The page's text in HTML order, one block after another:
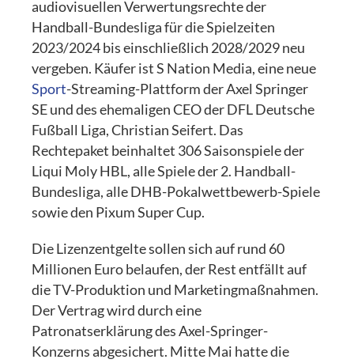
audiovisuellen Verwertungsrechte der
Handball-Bundesliga für die Spielzeiten
2023/2024 bis einschließlich 2028/2029 neu
vergeben. Käufer ist S Nation Media, eine neue
Sport-Streaming-Plattform der Axel Springer
SE und des ehemaligen CEO der DFL Deutsche
Fußball Liga, Christian Seifert. Das
Rechtepaket beinhaltet 306 Saisonspiele der
Liqui Moly HBL, alle Spiele der 2. Handball-
Bundesliga, alle DHB-Pokalwettbewerb-Spiele
sowie den Pixum Super Cup.
Die Lizenzentgelte sollen sich auf rund 60
Millionen Euro belaufen, der Rest entfällt auf
die TV-Produktion und Marketingmaßnahmen.
Der Vertrag wird durch eine
Patronatserklärung des Axel-Springer-
Konzerns abgesichert. Mitte Mai hatte die